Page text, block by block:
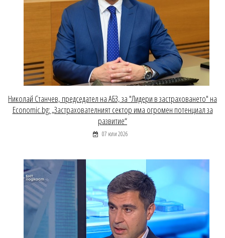
Николай Станчев, председател на АБЗ, за "Лидери в застраховането" на
Economic.bg: „Застрахователният сектор има огромен потенциал за
развитие“
07 юли 2026